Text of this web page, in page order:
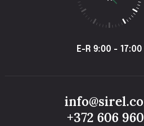
+372 606
E-R 9:00 - 17:00